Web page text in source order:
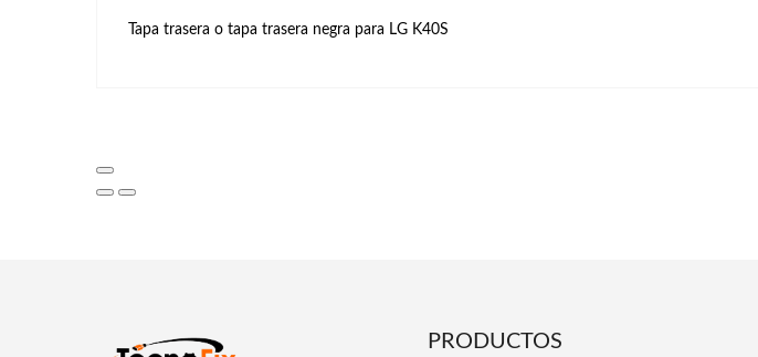
Tapa trasera o tapa trasera negra para LG K40S
PRODUCTOS